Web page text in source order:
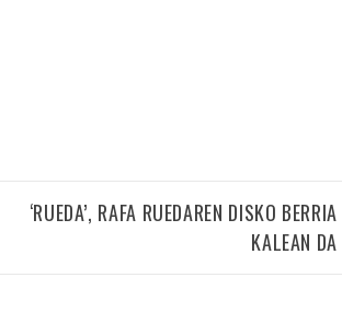
‘RUEDA’, RAFA RUEDAREN DISKO BERRIA
KALEAN DA